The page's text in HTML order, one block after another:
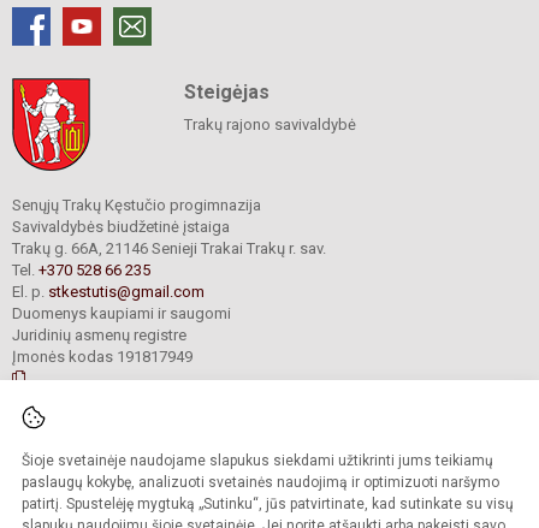
Šioje svetainėje naudojame slapukus siekdami užtikrinti jums teikiamų
paslaugų kokybę, analizuoti svetainės naudojimą ir optimizuoti naršymo
patirtį. Spustelėję mygtuką „Sutinku“, jūs patvirtinate, kad sutinkate su visų
Steigėjas
Trakų rajono savivaldybė
Senųjų Trakų Kęstučio progimnazija
Savivaldybės biudžetinė įstaiga
Trakų g. 66A, 21146 Senieji Trakai Trakų r. sav.
Tel. +370 528 66 235
El. p. stkestutis@gmail.com
Duomenys kaupiami ir saugomi
Juridinių asmenų registre
Įmonės kodas 191817949
Kopijuoti turinį be raštiško mokyklos administracijos sutikimo griežtai
draudžiama.
Prieinamumo paraiška Slapukų valdymas